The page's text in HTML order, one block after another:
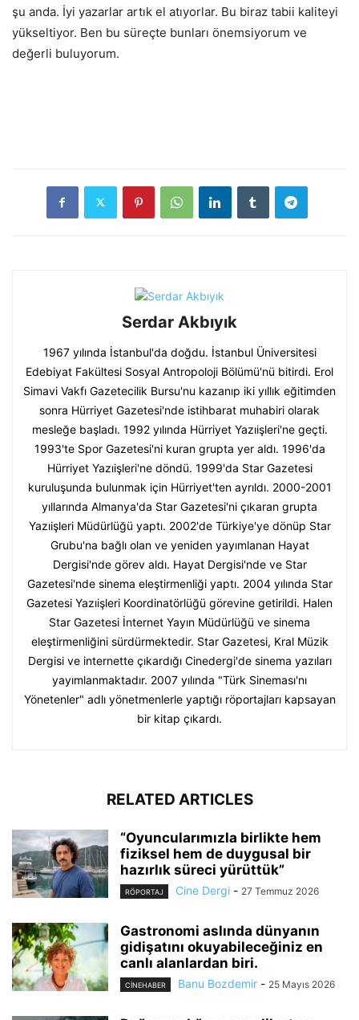
şu anda. İyi yazarlar artık el atıyorlar. Bu biraz tabii kaliteyi
yükseltiyor. Ben bu süreçte bunları önemsiyorum ve
değerli buluyorum.
Serdar Akbıyık
1967 yılında İstanbul'da doğdu. İstanbul Üniversitesi
Edebiyat Fakültesi Sosyal Antropoloji Bölümü'nü bitirdi. Erol
Simavi Vakfı Gazetecilik Bursu'nu kazanıp iki yıllık eğitimden
sonra Hürriyet Gazetesi'nde istihbarat muhabiri olarak
mesleğe başladı. 1992 yılında Hürriyet Yazıişleri'ne geçti.
1993'te Spor Gazetesi'ni kuran grupta yer aldı. 1996'da
Hürriyet Yazıişleri'ne döndü. 1999'da Star Gazetesi
kuruluşunda bulunmak için Hürriyet'ten ayrıldı. 2000-2001
yıllarında Almanya'da Star Gazetesi'ni çıkaran grupta
Yazıişleri Müdürlüğü yaptı. 2002'de Türkiye'ye dönüp Star
Grubu'na bağlı olan ve yeniden yayımlanan Hayat
Dergisi'nde görev aldı. Hayat Dergisi'nde ve Star
Gazetesi'nde sinema eleştirmenliği yaptı. 2004 yılında Star
Gazetesi Yazıişleri Koordinatörlüğü görevine getirildi. Halen
Star Gazetesi İnternet Yayın Müdürlüğü ve sinema
eleştirmenliğini sürdürmektedir. Star Gazetesi, Kral Müzik
Dergisi ve internette çıkardığı Cinedergi'de sinema yazıları
yayımlanmaktadır. 2007 yılında "Türk Sineması'nı
Yönetenler" adlı yönetmenlerle yaptığı röportajları kapsayan
bir kitap çıkardı.
RELATED ARTICLES
“Oyuncularımızla birlikte hem
fiziksel hem de duygusal bir
hazırlık süreci yürüttük”
RÖPORTAJ Cine Dergi - 27 Temmuz 2026
Gastronomi aslında dünyanın
gidişatını okuyabileceğiniz en
canlı alanlardan biri.
CINEHABER Banu Bozdemir - 25 Mayıs 2026